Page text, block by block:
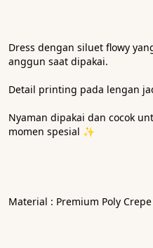
Dress dengan siluet flowy
anggun saat dipakai.
Detail printing pada lengan
Nyaman dipakai dan cocok
momen spesial ✨
Material : Premium Poly